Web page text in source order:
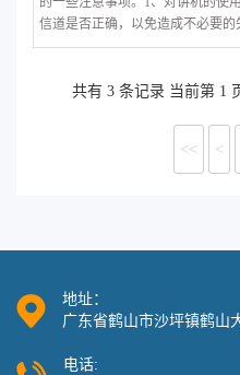
信道是否正确，以免造成不必要
持对讲机垂直，话筒离口部3-5厘
共有 3 条记录 当前第 1
<< <
地址：
广东省鹤山市沙坪镇鹤山
电话: